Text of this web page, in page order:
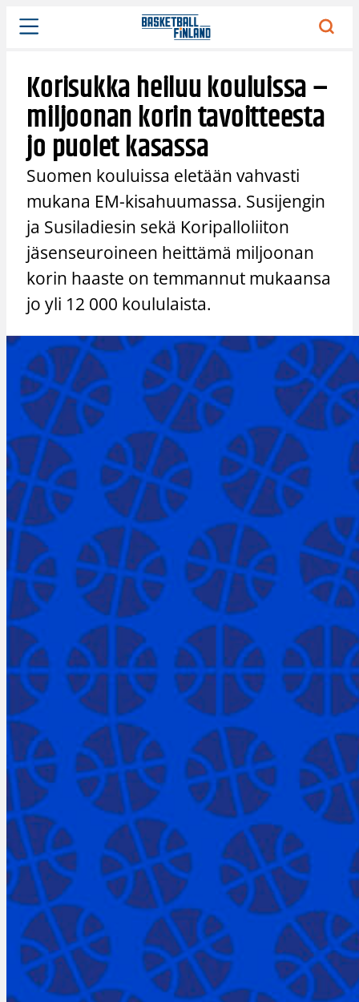
Siirry
sisältöön
Korisukka heiluu kouluissa –
miljoonan korin tavoitteesta
jo puolet kasassa
Suomen kouluissa eletään vahvasti
mukana EM-kisahuumassa. Susijengin
ja Susiladiesin sekä Koripalloliiton
jäsenseuroineen heittämä miljoonan
korin haaste on temmannut mukaansa
jo yli 12 000 koululaista.